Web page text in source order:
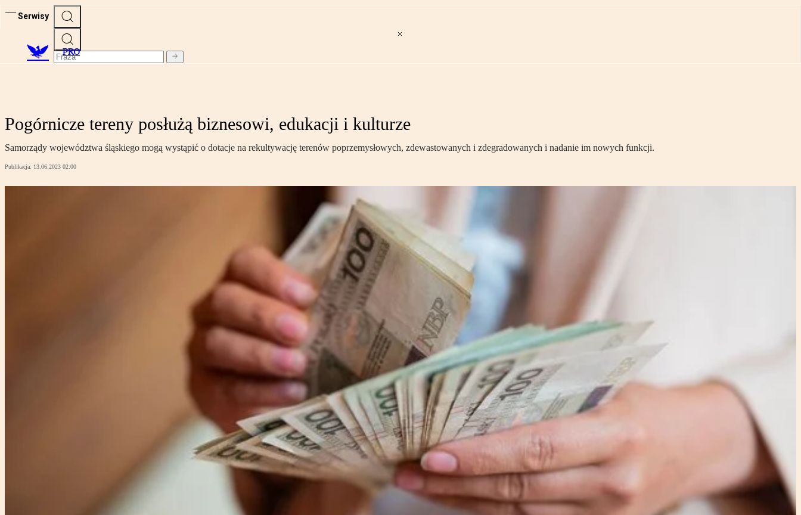
Serwisy
PRO
Pogórnicze tereny posłużą biznesowi, edukacji i kulturze
Samorządy województwa śląskiego mogą wystąpić o dotacje na rekultywację terenów poprzemysłowych, zdewastowanych i zdegradowanych i nadanie im nowych funkcji.
Publikacja: 13.06.2023 02:00